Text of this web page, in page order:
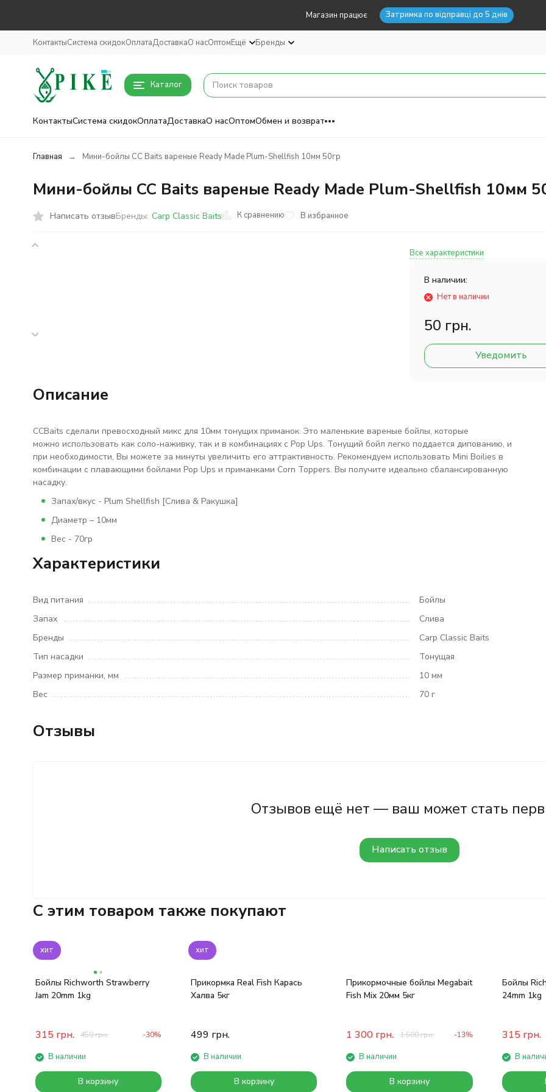
Магазин працює Затримка по відправці до 5 днів
КонтактыСистема скидокОплатаДоставкаО насОптомЕщё Бренды
Каталог
КонтактыСистема скидокОплатаДоставкаО насОптомОбмен и возврат
Главная Мини-бойлы CC Baits вареные Ready Made Plum-Shellfish 10мм 50гр
Мини-бойлы CC Baits вареные Ready Made Plum-Shellfish 10мм
Написать отзывБренды: Carp Classic Baits К сравнению В избранное
Все характеристики
В наличии:
Нет в наличии
50 грн.
Уведомить
Описание
ССBaits сделали превосходный микс для 10мм тонущих приманок. Это маленькие вареные бойлы, которые
можно использовать как соло-наживку, так и в комбинациях с Pop Ups. Тонущий бойл легко поддается дипованию, и
при необходимости, Вы можете за минуты увеличить его аттрактивность. Рекомендуем использовать Mini Boilies в
комбинации с плавающими бойлами Pop Ups и приманками Corn Toppers. Вы получите идеально сбалансированную
насадку.
Запах/вкус - Plum Shellfish [Слива & Ракушка]
Диаметр – 10мм
Вес - 70гр
Характеристики
Вид питания
Бойлы
Запах
Слива
Бренды
Carp Classic Baits
Тип насадки
Тонущая
Размер приманки, мм
10 мм
Вес
70 г
Отзывы
Отзывов ещё нет — ваш может стать
Написать отзыв
C этим товаром также покупают
хит
Бойлы Richworth Strawberry
Jam 20mm 1kg
315 грн. 450грн. -30%
В наличии
В корзину
хит
Прикормка Real Fish Карась
Халва 5кг
499 грн.
В наличии
В корзину
Прикормочные бойлы Megabait
Fish Mix 20мм 5кг
1 300 грн. 1 500грн. -13%
В наличии
В корзину
Бойлы
24mm 1kg
315 грн.
В